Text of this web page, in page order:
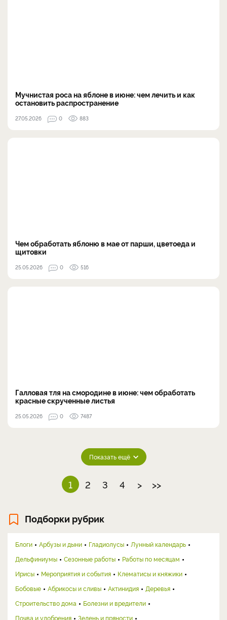
Мучнистая роса на яблоне в июне: чем лечить и как
остановить распространение
27.05.2026 0 883
Чем обработать яблоню в мае от парши, цветоеда и
щитовки
25.05.2026 0 516
Галловая тля на смородине в июне: чем обработать
красные скрученные листья
25.05.2026 0 7487
Показать ещё
1 2 3 4 > >>
Подборки рубрик
Блоги Арбузы и дыни Гладиолусы
Лунный календарь
Дельфиниумы
Сезонные работы
Работы по месяцам
Ирисы
Мероприятия и события
Клематисы и княжики
Бобовые
Абрикосы и сливы Актинидия
Деревья
Строительство дома
Болезни и вредители
Почва и удобрения
Зелень и пряности